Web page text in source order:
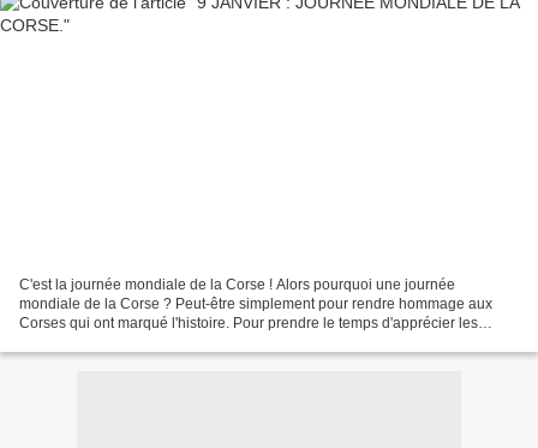
C'est la journée mondiale de la Corse ! Alors pourquoi une journée
mondiale de la Corse ? Peut-être simplement pour rendre hommage aux
Corses qui ont marqué l'histoire. Pour prendre le temps d'apprécier les